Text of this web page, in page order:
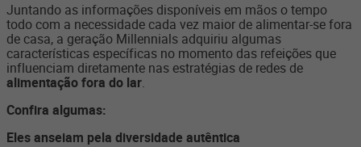
Juntando as informações disponíveis em mãos o tempo
todo com a necessidade cada vez maior de alimentar-se fora
de casa, a geração Millennials adquiriu algumas
características específicas no momento das refeições que
influenciam diretamente nas estratégias de redes de
alimentação fora do lar.
Confira algumas:
Eles anseiam pela diversidade autêntica